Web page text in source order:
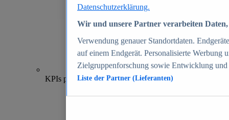
70+
KPIs pro Shop
Datenschutzerklärung.
Wir und unsere Partner verarbeiten
Verwendung genauer Standortdaten.
auf einem Endgerät. Personalisierte Werbung
Zielgruppenforschung sowie Entwicklung
Liste der Partner (Lieferanten)